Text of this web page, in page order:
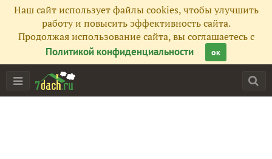
Наш сайт использует файлы cookies, чтобы улучшить
работу и повысить эффективность сайта.
Продолжая использование сайта, вы соглашаетесь с
Политикой конфиденциальности
ок